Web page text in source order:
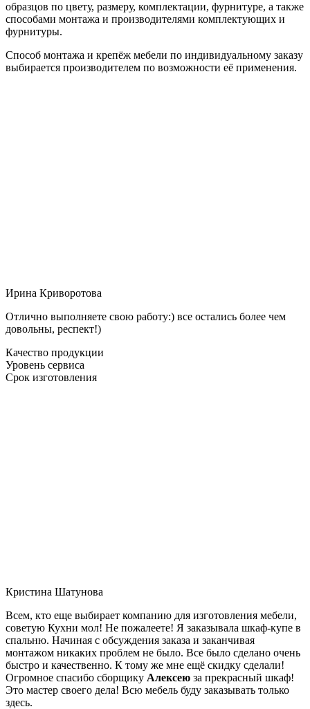
образцов по цвету, размеру, комплектации, фурнитуре, а также
способами монтажа и производителями комплектующих и
фурнитуры.
Способ монтажа и крепёж мебели по индивидуальному заказу
выбирается производителем по возможности её применения.
Ирина Криворотова
Отлично выполняете свою работу:) все остались более чем
довольны, респект!)
Качество продукции
Уровень сервиса
Срок изготовления
Кристина Шатунова
Всем, кто еще выбирает компанию для изготовления мебели,
советую Кухни мол! Не пожалеете! Я заказывала шкаф-купе в
спальню. Начиная с обсуждения заказа и заканчивая
монтажом никаких проблем не было. Все было сделано очень
быстро и качественно. К тому же мне ещё скидку сделали!
Огромное спасибо сборщику Алексею за прекрасный шкаф!
Это мастер своего дела! Всю мебель буду заказывать только
здесь.